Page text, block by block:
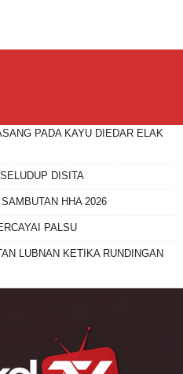
PADA KAYU DIEDAR ELAK
DISITA
HHA 2026
PALSU
LUBNAN KETIKA RUNDINGAN